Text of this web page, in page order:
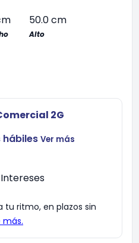
50.0 cm
Alto
2G
hábiles Ver más
Intereses